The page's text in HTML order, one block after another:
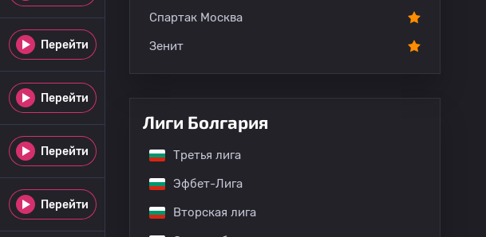
Перейти
Перейти
Перейти
Перейти
Спартак Москва
Зенит
Лиги Болгария
Третья лига
Эфбет-Лига
Вторская лига